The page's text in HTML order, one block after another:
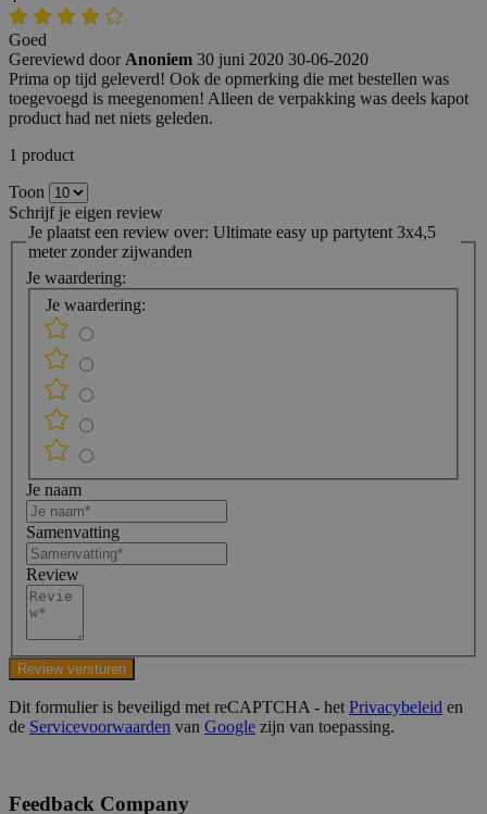
Goed
Gereviewd door Anoniem 30 juni 2020 30-06-2020
Prima op tijd geleverd! Ook de opmerking die met bestellen was
toegevoegd is meegenomen! Alleen de verpakking was deels kapot
product had net niets geleden.
1 product
Toon
Schrijf je eigen review
Je plaatst een review over: Ultimate easy up partytent 3x4,5
meter zonder zijwanden
Je waardering:
Je waardering:
Je naam
Samenvatting
Review
Review versturen
Dit formulier is beveiligd met reCAPTCHA - het Privacybeleid en
de Servicevoorwaarden van Google zijn van toepassing.
Feedback Company